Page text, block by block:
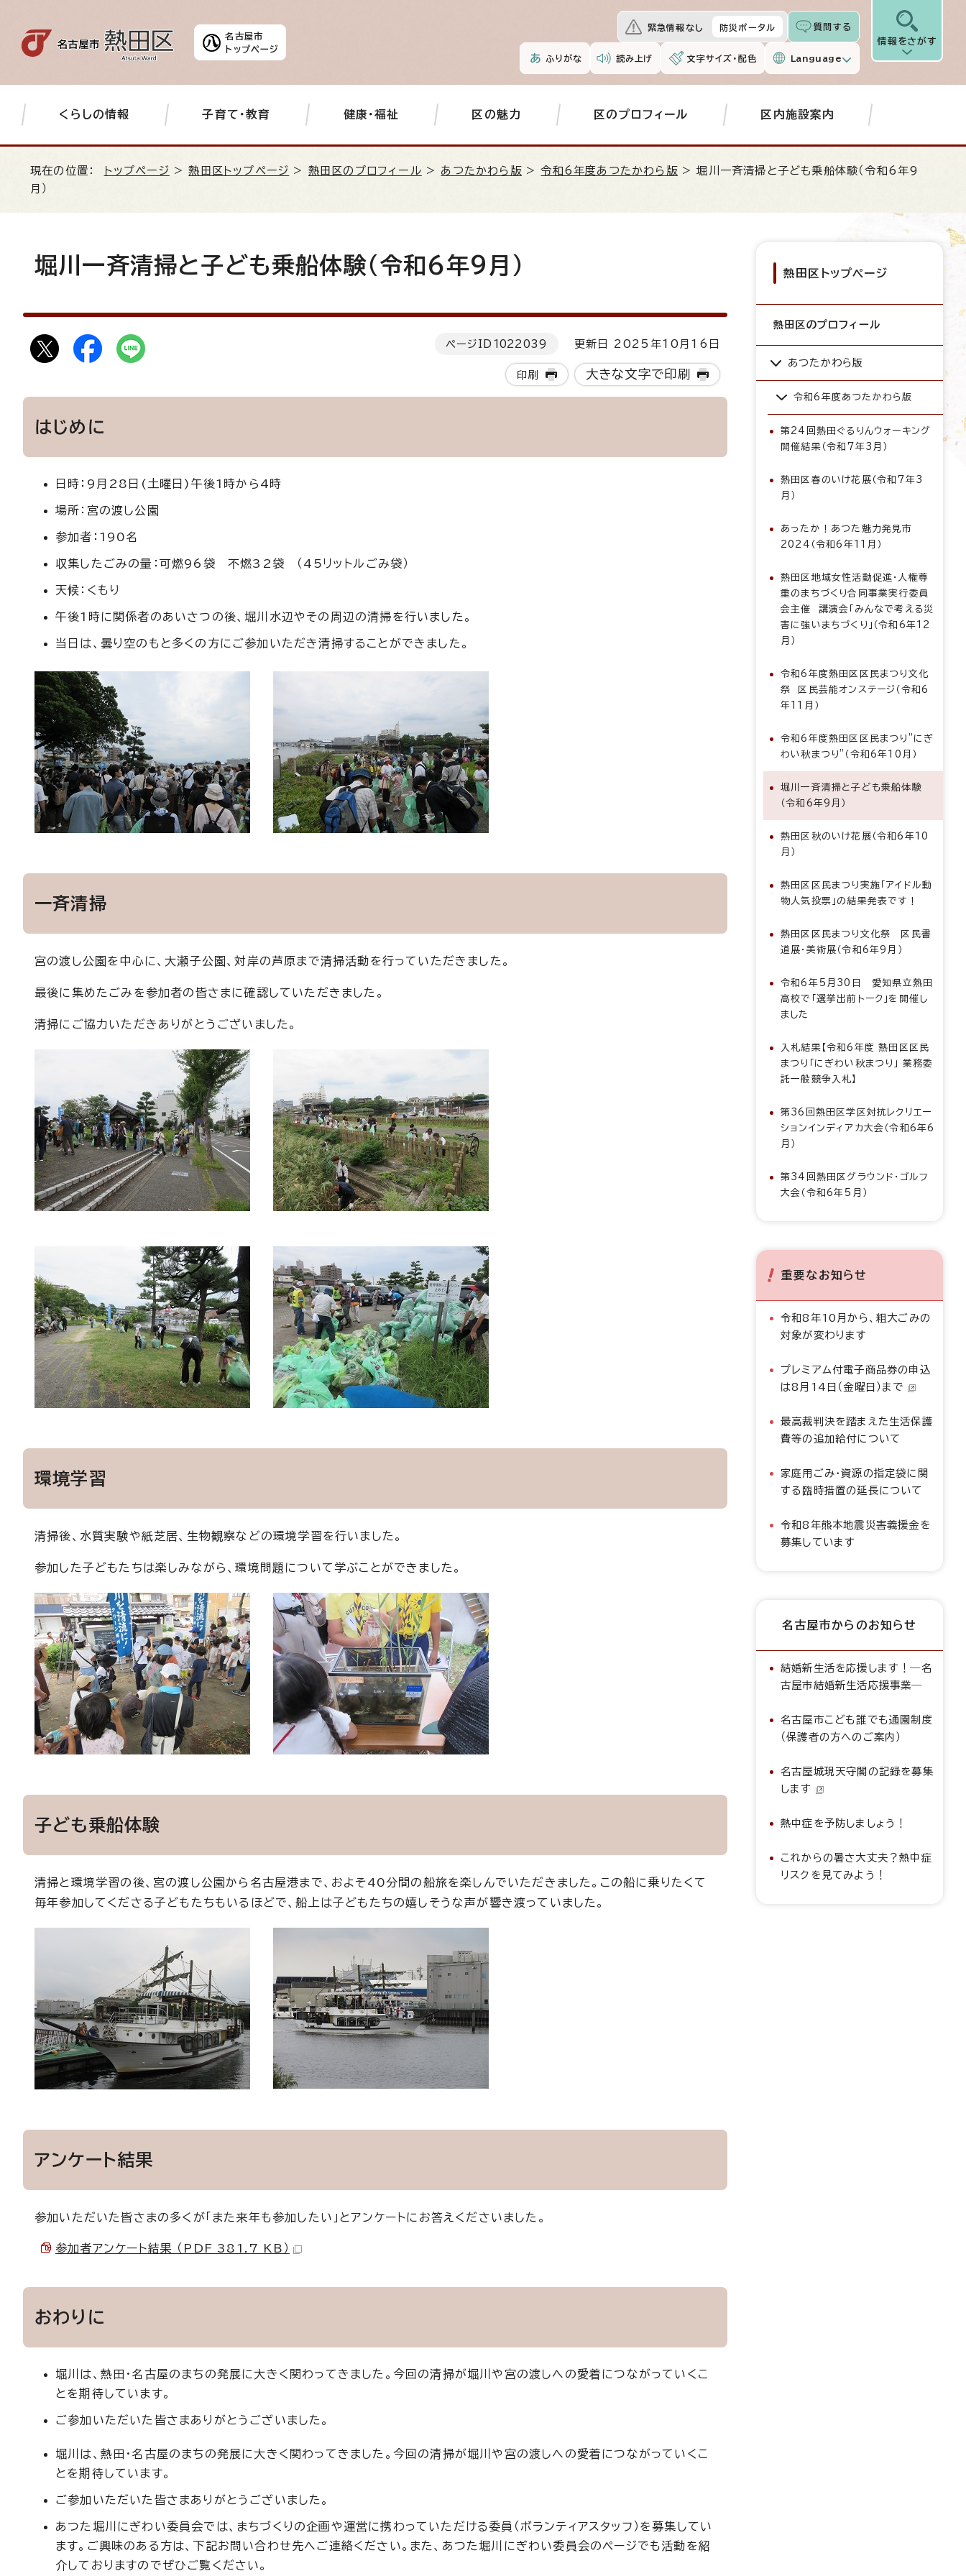
名古屋市
トップページ
緊急情報なし 防災ポータル 質問する
ふりがな 読み上げ 文字サイズ・配色 Language
情報をさがす
くらしの情報 子育て・教育 健康・福祉 区の魅力 区のプロフィール 区内施設案内
現在の位置： トップページ >熱田区トップページ > 熱田区のプロフィール > あつたかわら版 >令和6年度あつたかわら版 > 堀川一斉清掃と子ども乗船体験（令和6年9
月）
堀川一斉清掃と子ども乗船体験（令和6年9月）
ページID 1022039 更新日 2025年10月16日
印刷 大きな文字で印刷
はじめに
日時：9月28日(土曜日)午後1時から4時
場所：宮の渡し公園
参加者：190名
収集したごみの量：可燃96袋 不燃32袋 （45リットルごみ袋）
天候：くもり
午後1時に関係者のあいさつの後、堀川水辺やその周辺の清掃を行いました。
当日は、曇り空のもと多くの方にご参加いただき清掃することができました。
一斉清掃
宮の渡し公園を中心に、大瀬子公園、対岸の芦原まで清掃活動を行っていただきました。
最後に集めたごみを参加者の皆さまに確認していただきました。
清掃にご協力いただきありがとうございました。
環境学習
清掃後、水質実験や紙芝居、生物観察などの環境学習を行いました。
参加した子どもたちは楽しみながら、環境問題について学ぶことができました。
子ども乗船体験
清掃と環境学習の後、宮の渡し公園から名古屋港まで、およそ40分間の船旅を楽しんでいただきました。この船に乗りたくて
毎年参加してくださる子どもたちもいるほどで、船上は子どもたちの嬉しそうな声が響き渡っていました。
アンケート結果
参加いただいた皆さまの多くが「また来年も参加したい」とアンケートにお答えくださいました。
参加者アンケート結果 （PDF 381.7 KB）
おわりに
堀川は、熱田・名古屋のまちの発展に大きく関わってきました。今回の清掃が堀川や宮の渡しへの愛着につながっていくこ
とを期待しています。
ご参加いただいた皆さまありがとうございました。
堀川は、熱田・名古屋のまちの発展に大きく関わってきました。今回の清掃が堀川や宮の渡しへの愛着につながっていくこ
とを期待しています。
ご参加いただいた皆さまありがとうございました。
あつた堀川にぎわい委員会では、まちづくりの企画や運営に携わっていただける委員（ボランティアスタッフ）を募集してい
ます。ご興味のある方は、下記お問い合わせ先へご連絡ください。また、あつた堀川にぎわい委員会のページでも活動を紹
介しておりますのでぜひご覧ください。
熱田区トップページ
熱田区のプロフィール
あつたかわら版
令和6年度あつたかわら版
第24回熱田ぐるりんウォーキング
開催結果（令和7年3月）
熱田区春のいけ花展（令和7年3
月）
あったか！あつた魅力発見市
2024（令和6年11月）
熱田区地域女性活動促進・人権尊
重のまちづくり合同事業実行委員
会主催 講演会「みんなで考える災
害に強いまちづくり」（令和6年12
月）
令和6年度熱田区区民まつり文化
祭 区民芸能オンステージ（令和6
年11月）
令和6年度熱田区区民まつり”にぎ
わい秋まつり”（令和6年10月）
堀川一斉清掃と子ども乗船体験
（令和6年9月）
熱田区秋のいけ花展（令和6年10
月）
熱田区区民まつり実施「アイドル動
物人気投票」の結果発表です！
熱田区区民まつり文化祭 区民書
道展・美術展（令和6年9月）
令和6年5月30日 愛知県立熱田
高校で「選挙出前トーク」を開催し
ました
入札結果【令和6年度 熱田区区民
まつり「にぎわい秋まつり」 業務委
託一般競争入札】
第36回熱田区学区対抗レクリエー
ションインディアカ大会（令和6年6
月）
第34回熱田区グラウンド・ゴルフ
大会（令和6年5月）
重要なお知らせ
令和8年10月から、粗大ごみの
対象が変わります
プレミアム付電子商品券の申込
は8月14日（金曜日）まで
最高裁判決を踏まえた生活保護
費等の追加給付について
家庭用ごみ・資源の指定袋に関
する臨時措置の延長について
令和8年熊本地震災害義援金を
募集しています
名古屋市からのお知らせ
結婚新生活を応援します！―名
古屋市結婚新生活応援事業―
名古屋市こども誰でも通園制度
（保護者の方へのご案内）
名古屋城現天守閣の記録を募集
します
熱中症を予防しましょう！
これからの暑さ大丈夫？熱中症
リスクを見てみよう！